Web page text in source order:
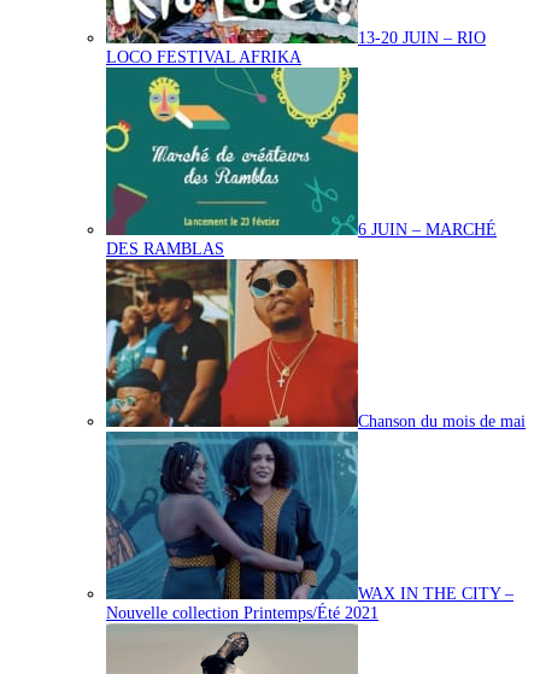
13-20 JUIN – RIO
LOCO FESTIVAL AFRIKA
6 JUIN – MARCHÉ
DES RAMBLAS
Chanson du mois de mai
WAX IN THE CITY –
Nouvelle collection Printemps/Été 2021